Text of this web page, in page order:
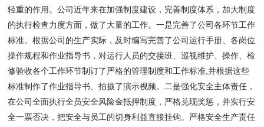
轻重的作用。公司近年来在加强制度建设，完善制度体系，加大制度
的执行检查力度方面，做了大量的工作。一是完善了公司各环节工作
标准。根据公司的生产实际，及时编写完善了公司运行手册、各岗位
操作规程和作业指导书，对运行人员的交接班、巡视维护、操作、检
修验收各个工作环节制订了严格的管理制度和工作标准,并根据这些
标准制作了作业指导书、拍摄了演示视频。二是强化安全主体责任，
在公司全面执行全员安全风险金抵押制度，严格兑现奖惩，并实行安
全一票否决，把安全与员工的切身利益直接挂钩。严格安全生产责任